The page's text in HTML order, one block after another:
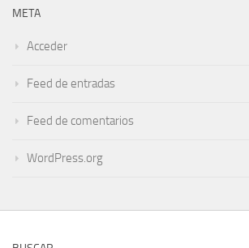
META
Acceder
Feed de entradas
Feed de comentarios
WordPress.org